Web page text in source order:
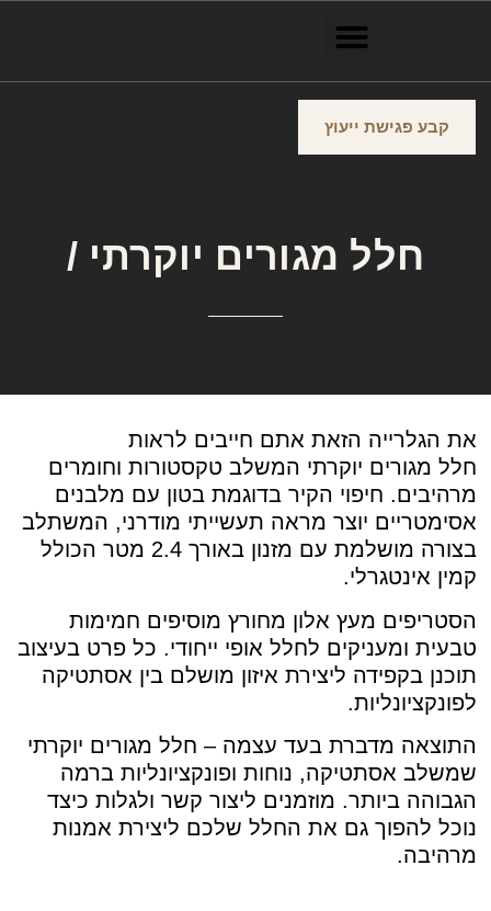
קבע פגישת ייעוץ
חלל מגורים יוקרתי /
את הגלרייה הזאת אתם חייבים לראות
חלל מגורים יוקרתי המשלב טקסטורות וחומרים
מרהיבים. חיפוי הקיר בדוגמת בטון עם מלבנים
אסימטריים יוצר מראה תעשייתי מודרני, המשתלב
בצורה מושלמת עם מזנון באורך 2.4 מטר הכולל
קמין אינטגרלי.
הסטריפים מעץ אלון מחורץ מוסיפים חמימות
טבעית ומעניקים לחלל אופי ייחודי. כל פרט בעיצוב
תוכנן בקפידה ליצירת איזון מושלם בין אסתטיקה
לפונקציונליות.
התוצאה מדברת בעד עצמה – חלל מגורים יוקרתי
שמשלב אסתטיקה, נוחות ופונקציונליות ברמה
הגבוהה ביותר. מוזמנים ליצור קשר ולגלות כיצד
נוכל להפוך גם את החלל שלכם ליצירת אמנות
מרהיבה.